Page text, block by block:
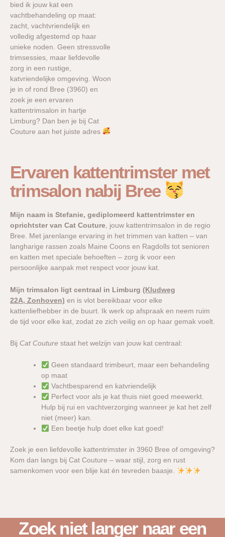
bied ik jouw kat een
vachtbehandeling op maat:
zacht, vachtvriendelijk en
volledig afgestemd op haar
unieke noden. Geen stressvolle
trimsessies, maar liefdevolle
zorg in een rustige,
katvriendelijke omgeving. Woon
je in of rond Bree (3960) en
zoek je een ervaren
kattentrimsalon in hartje
Limburg? Dan ben je bij Cat
Couture aan het juiste adres
Ervaren kattentrimster met
trimsalon nabij Bree
Mijn naam is Stefanie, gediplomeerd kattentrimster en
oprichtster van Cat Couture, jouw kattentrimsalon in de regio
Bree. Met jarenlange ervaring in het trimmen van katten – van
langharige rassen zoals Maine Coons en Ragdolls tot senioren
en katten met speciale behoeften – zorg ik voor een
persoonlijke aanpak met respect voor jouw kat.
Mijn trimsalon ligt centraal in Limburg (Kludweg
22A, Zonhoven) en is vlot bereikbaar voor elke
kattenliefhebber in de buurt. Ik werk op afspraak en neem ruim
de tijd voor elke kat, zodat ze zich veilig en op haar gemak voelt.
Bij Cat Couture staat het welzijn van jouw kat centraal:
Geen standaard trimbeurt, maar een behandeling
op maat
Vachtbesparend en katvriendelijk
Perfect voor als je kat thuis niet goed meewerkt.
Hulp bij rui en vachtverzorging wanneer je kat het zelf
niet (meer) kan.
Een beetje hulp doet elke kat goed!
Zoek je een liefdevolle kattentrimster in 3960 Bree of omgeving?
Kom dan langs bij Cat Couture – waar stijl, zorg en rust
samenkomen voor een blije kat én tevreden baasje.
Zoek niet langer naar een